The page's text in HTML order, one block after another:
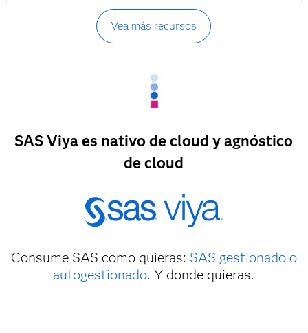
Vea más recursos
SAS Viya es nativo de cloud y agnóstico
de cloud
Consume SAS como quieras: SAS gestionado o
autogestionado. Y donde quieras.